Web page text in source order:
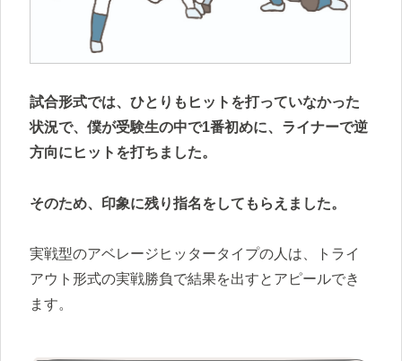
試合形式では、ひとりもヒットを打っていなかった
状況で、僕が受験生の中で1番初めに、ライナーで逆
方向にヒットを打ちました。
そのため、印象に残り指名をしてもらえました。
実戦型のアベレージヒッタータイプの人は、トライ
アウト形式の実戦勝負で結果を出すとアピールでき
ます。